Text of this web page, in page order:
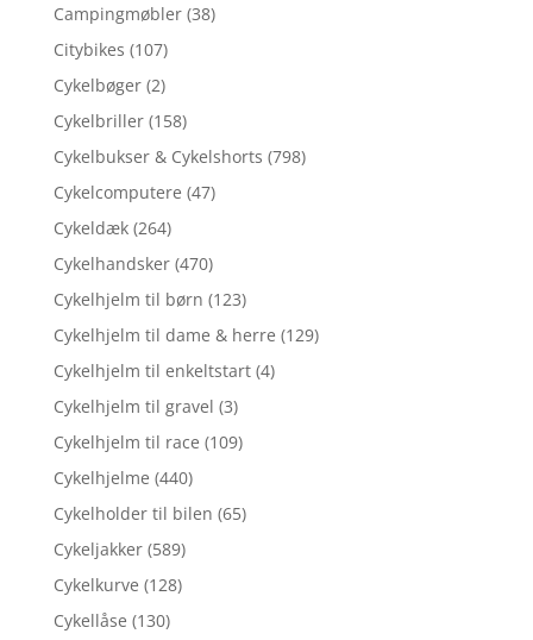
Campingmøbler (38)
Citybikes (107)
Cykelbøger (2)
Cykelbriller (158)
Cykelbukser & Cykelshorts (798)
Cykelcomputere (47)
Cykeldæk (264)
Cykelhandsker (470)
Cykelhjelm til børn (123)
Cykelhjelm til dame & herre (129)
Cykelhjelm til enkeltstart (4)
Cykelhjelm til gravel (3)
Cykelhjelm til race (109)
Cykelhjelme (440)
Cykelholder til bilen (65)
Cykeljakker (589)
Cykelkurve (128)
Cykellåse (130)